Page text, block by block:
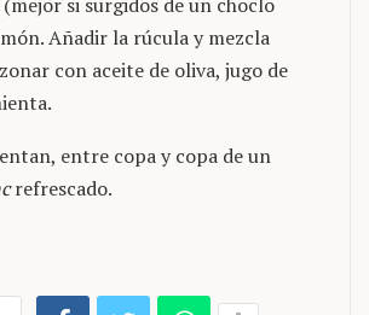
Añadir la rúcula y mezcla
con aceite de oliva, jugo de
entre copa y copa de un
refrescado.